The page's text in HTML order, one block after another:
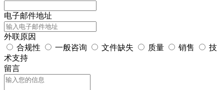
电子邮件地址
外联原因
合规性
一般咨询 文件缺失 质量 销售
技
术支持
留言